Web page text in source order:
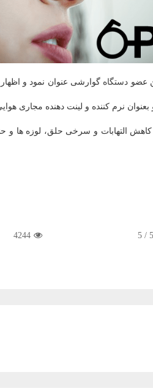
عضو دستگاه گوارشی عنوان نمود و
نرم كننده و لینت دهنده مجاری
التهابات و سرخی حلق، لوزه ها و
/
5
4244